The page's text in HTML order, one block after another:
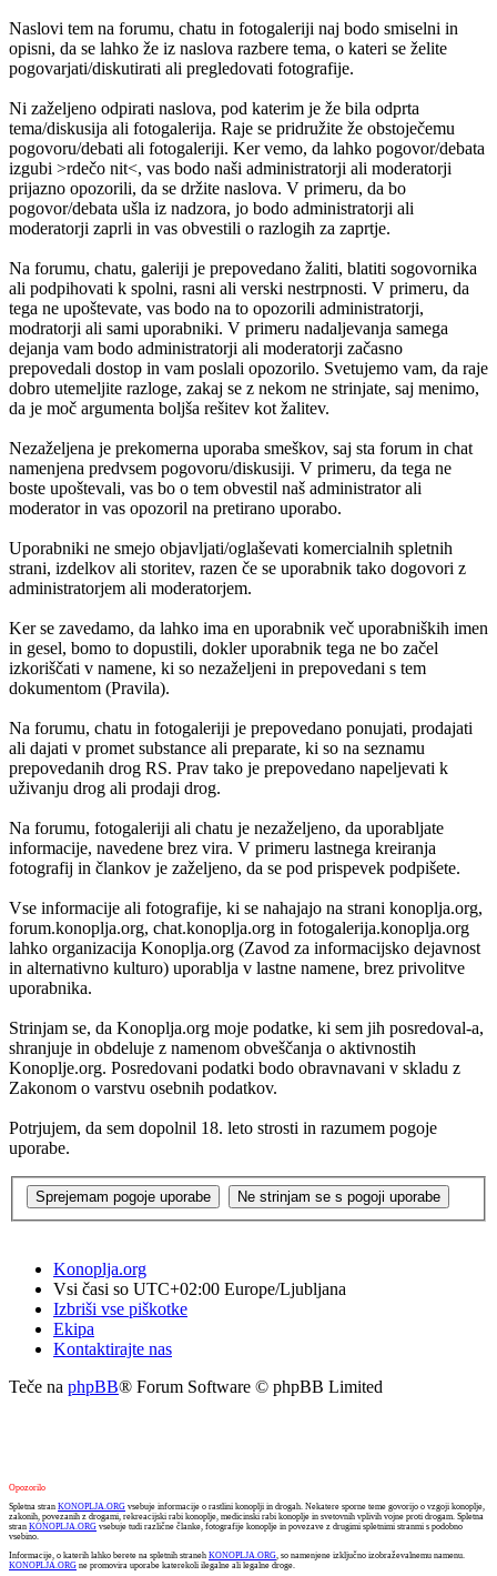
Naslovi tem na forumu, chatu in fotogaleriji naj bodo smiselni in
opisni, da se lahko že iz naslova razbere tema, o kateri se želite
pogovarjati/diskutirati ali pregledovati fotografije.
Ni zaželjeno odpirati naslova, pod katerim je že bila odprta
tema/diskusija ali fotogalerija. Raje se pridružite že obstoječemu
pogovoru/debati ali fotogaleriji. Ker vemo, da lahko pogovor/debata
izgubi >rdečo nit<, vas bodo naši administratorji ali moderatorji
prijazno opozorili, da se držite naslova. V primeru, da bo
pogovor/debata ušla iz nadzora, jo bodo administratorji ali
moderatorji zaprli in vas obvestili o razlogih za zaprtje.
Na forumu, chatu, galeriji je prepovedano žaliti, blatiti sogovornika
ali podpihovati k spolni, rasni ali verski nestrpnosti. V primeru, da
tega ne upoštevate, vas bodo na to opozorili administratorji,
modratorji ali sami uporabniki. V primeru nadaljevanja samega
dejanja vam bodo administratorji ali moderatorji začasno
prepovedali dostop in vam poslali opozorilo. Svetujemo vam, da raje
dobro utemeljite razloge, zakaj se z nekom ne strinjate, saj menimo,
da je moč argumenta boljša rešitev kot žalitev.
Nezaželjena je prekomerna uporaba smeškov, saj sta forum in chat
namenjena predvsem pogovoru/diskusiji. V primeru, da tega ne
boste upoštevali, vas bo o tem obvestil naš administrator ali
moderator in vas opozoril na pretirano uporabo.
Uporabniki ne smejo objavljati/oglaševati komercialnih spletnih
strani, izdelkov ali storitev, razen če se uporabnik tako dogovori z
administratorjem ali moderatorjem.
Ker se zavedamo, da lahko ima en uporabnik več uporabniških imen
in gesel, bomo to dopustili, dokler uporabnik tega ne bo začel
izkoriščati v namene, ki so nezaželjeni in prepovedani s tem
dokumentom (Pravila).
Na forumu, chatu in fotogaleriji je prepovedano ponujati, prodajati
ali dajati v promet substance ali preparate, ki so na seznamu
prepovedanih drog RS. Prav tako je prepovedano napeljevati k
uživanju drog ali prodaji drog.
Na forumu, fotogaleriji ali chatu je nezaželjeno, da uporabljate
informacije, navedene brez vira. V primeru lastnega kreiranja
fotografij in člankov je zaželjeno, da se pod prispevek podpišete.
Vse informacije ali fotografije, ki se nahajajo na strani konoplja.org,
forum.konoplja.org, chat.konoplja.org in fotogalerija.konoplja.org
lahko organizacija Konoplja.org (Zavod za informacijsko dejavnost
in alternativno kulturo) uporablja v lastne namene, brez privolitve
uporabnika.
Strinjam se, da Konoplja.org moje podatke, ki sem jih posredoval-a,
shranjuje in obdeluje z namenom obveščanja o aktivnostih
Konoplje.org. Posredovani podatki bodo obravnavani v skladu z
Zakonom o varstvu osebnih podatkov.
Potrjujem, da sem dopolnil 18. leto strosti in razumem pogoje
uporabe.
Konoplja.org
Vsi časi so UTC+02:00 Europe/Ljubljana
Izbriši vse piškotke
Ekipa
Kontaktirajte nas
Teče na phpBB® Forum Software © phpBB Limited
Opozorilo
Spletna stran KONOPLJA.ORG vsebuje informacije o rastlini konoplji in drogah. Nekatere sporne teme govorijo o vzgoji konoplje,
zakonih, povezanih z drogami, rekreacijski rabi konoplje, medicinski rabi konoplje in svetovnih vplivih vojne proti drogam. Spletna
stran KONOPLJA.ORG vsebuje tudi različne članke, fotografije konoplje in povezave z drugimi spletnimi stranmi s podobno
vsebino.
Informacije, o katerih lahko berete na spletnih straneh KONOPLJA.ORG, so namenjene izključno izobraževalnemu namenu.
KONOPLJA.ORG ne promovira uporabe katerekoli ilegalne ali legalne droge.